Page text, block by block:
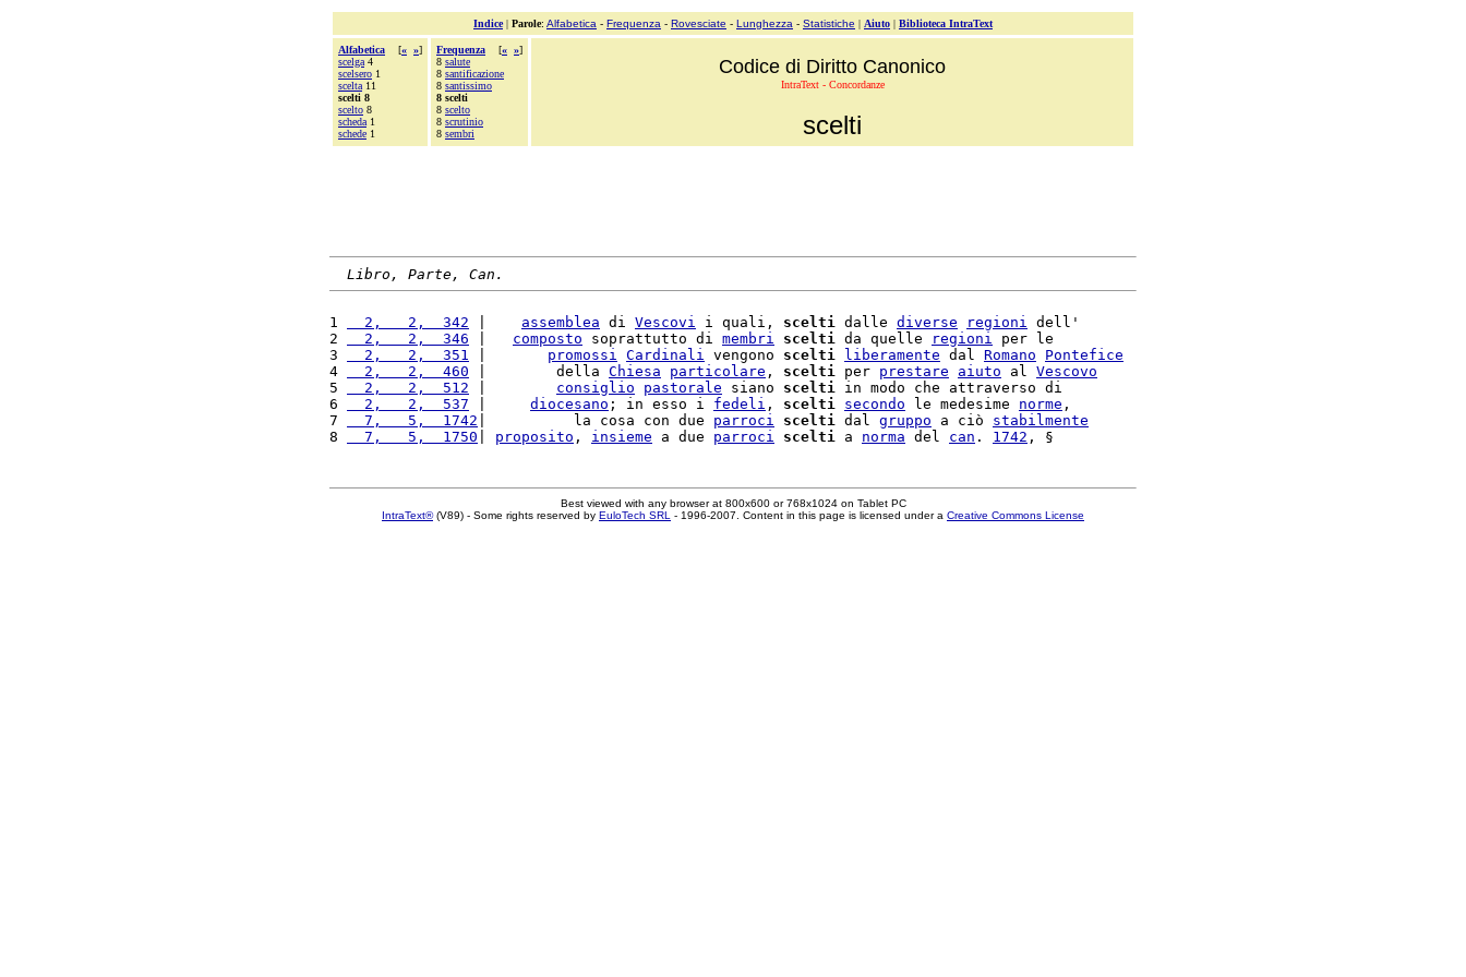
Indice| Parole: Alfabetica - Frequenza - Rovesciate - Lunghezza - Statistiche | Aiuto | Biblioteca IntraText
Alfabetica [« »]
scelga 4
scelsero 1
scelta 11
scelti 8
scelto 8
scheda 1
schede 1
Frequenza [« »]
8 salute
8 santificazione
8 santissimo
8 scelti
8 scelto
8 scrutinio
8 sembri
Codice di Diritto Canonico
IntraText - Concordanze
scelti
Libro, Parte, Can.
1
  2,   2,  342
assemblea di Vescovi i quali, scelti dalle diverse regioni dell'
2
  2,   2,  346
composto soprattutto di membri scelti da quelle regioni per le
3
  2,   2,  351
promossi Cardinali vengono scelti liberamente dal Romano
Pontefice
4
  2,   2,  460
|        della Chiesa particolare , scelti per prestare aiuto al Vescovo
5
  2,   2,  512
consiglio pastorale siano scelti in modo che attraverso di
6
  2,   2,  537
diocesano ; in esso i fedeli , scelti secondo le medesime norme ,
7
  7,   5,  1742
|          la cosa con due parroci scelti dal gruppo a ciò stabilmente
8
  7,   5,  1750
proposito , insieme a due parroci scelti a norma del can . 1742
Best viewed with any browser at 800x600 or 768x1024 on Tablet PC
IntraText®(V89) - Some rights reserved by EuloTech SRL - 1996-2007. Content in this page is licensed under a Creative Commons License